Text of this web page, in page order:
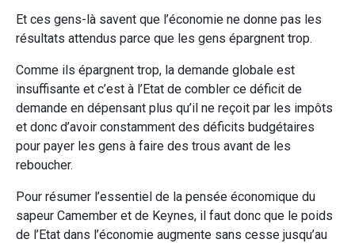
Et ces gens-là savent que l’économie ne donne pas les
résultats attendus parce que les gens épargnent trop.
Comme ils épargnent trop, la demande globale est
insuffisante et c’est à l’Etat de combler ce déficit de
demande en dépensant plus qu’il ne reçoit par les impôts
et donc d’avoir constamment des déficits budgétaires
pour payer les gens à faire des trous avant de les
reboucher.
Pour résumer l’essentiel de la pensée économique du
sapeur Camember et de Keynes, il faut donc que le poids
de l’Etat dans l’économie augmente sans cesse jusqu’au